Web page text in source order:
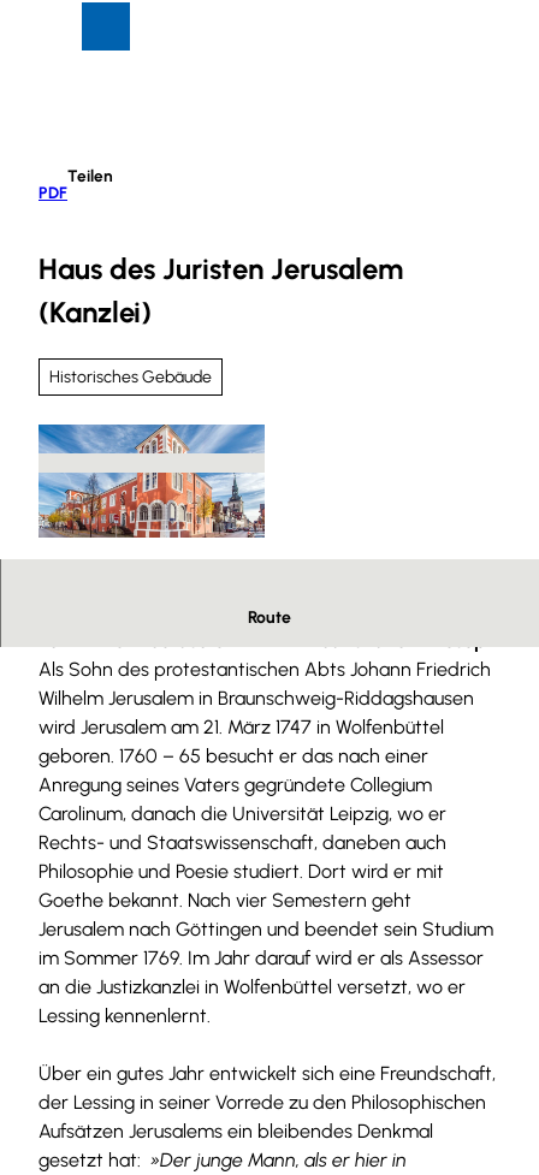
PDF
Teilen
Haus des Juristen Jerusalem
(Kanzlei)
Historisches Gebäude
Route
Rundgangs "Auf Lessings Spuren"
Als Sohn des protestantischen Abts Johann Friedrich
Wilhelm Jerusalem in Braunschweig-Riddagshausen
wird Jerusalem am 21. März 1747 in Wolfenbüttel
geboren. 1760 – 65 besucht er das nach einer
Anregung seines Vaters gegründete Collegium
Carolinum, danach die Universität Leipzig, wo er
Rechts- und Staatswissenschaft, daneben auch
Philosophie und Poesie studiert. Dort wird er mit
Goethe bekannt. Nach vier Semestern geht
Jerusalem nach Göttingen und beendet sein Studium
im Sommer 1769. Im Jahr darauf wird er als Assessor
an die Justizkanzlei in Wolfenbüttel versetzt, wo er
Lessing kennenlernt.
Über ein gutes Jahr entwickelt sich eine Freundschaft,
der Lessing in seiner Vorrede zu den Philosophischen
Aufsätzen Jerusalems ein bleibendes Denkmal
gesetzt hat: »Der junge Mann, als er hier in